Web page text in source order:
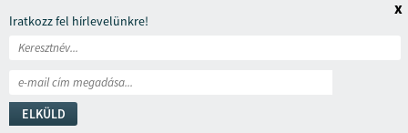
Iratkozz fel hírlevelünkre!
ELKÜLD
x